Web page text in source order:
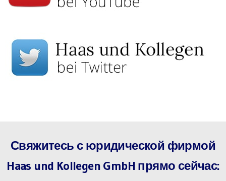
Свяжитесь с юридической фирмой
Haas und Kollegen GmbH прямо сейчас: